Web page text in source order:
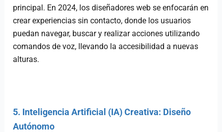
principal. En 2024, los diseñadores web se enfocarán en
crear experiencias sin contacto, donde los usuarios
puedan navegar, buscar y realizar acciones utilizando
comandos de voz, llevando la accesibilidad a nuevas
alturas.
5. Inteligencia Artificial (IA) Creativa: Diseño
Autónomo